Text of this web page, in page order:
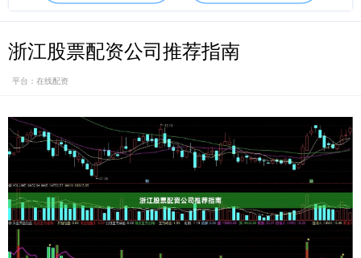
浙江股票配资公司推荐指南
平台：在线配资